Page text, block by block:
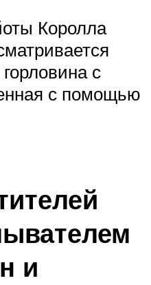
Королла
с
с помощью
и